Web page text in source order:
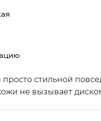
стильной
не вызывает